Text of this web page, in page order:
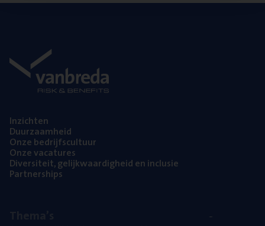
Inzich­ten
Duur­zaam­heid
Onze bedrijfs­cul­tuur
Onze vaca­tu­res
Diver­si­teit, gelijk­waar­dig­heid en inclusie
Part­ner­ships